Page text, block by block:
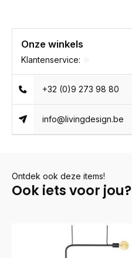
Onze winkels
Klantenservice:
+32 (0)9 273 98 80
info@livingdesign.be
Ontdek ook deze items!
Ook iets voor jou?